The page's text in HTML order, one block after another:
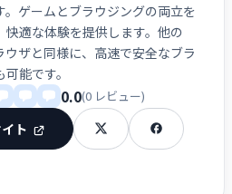
。ゲームとブラウジングの両立を
快適な体験を提供します。他の
ザと同様に、高速で安全なブラ
能です。
0.0(0 レビュー)
ト